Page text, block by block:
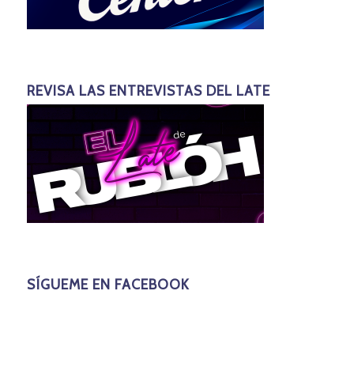
REVISA LAS ENTREVISTAS DEL LATE
SÍGUEME EN FACEBOOK